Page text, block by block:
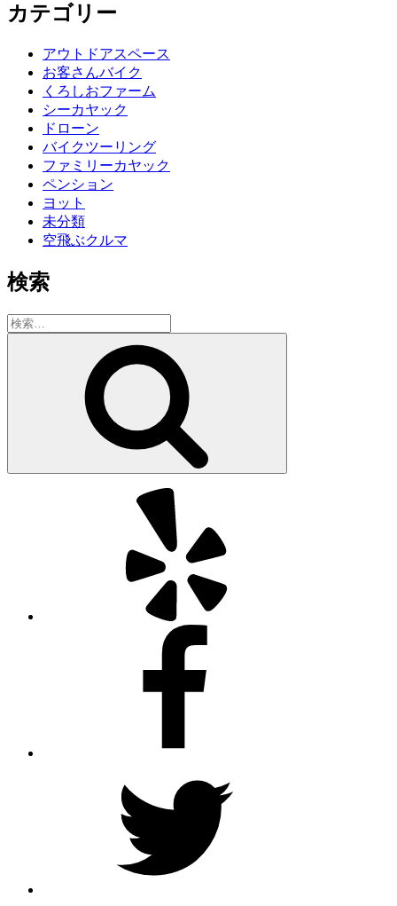
カテゴリー
アウトドアスペース
お客さんバイク
くろしおファーム
シーカヤック
ドローン
バイクツーリング
ファミリーカヤック
ペンション
ヨット
未分類
空飛ぶクルマ
検索
検
索: